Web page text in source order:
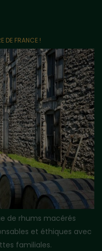
DE FRANCE !
de rhums macérés
et éthiques avec
familiales.